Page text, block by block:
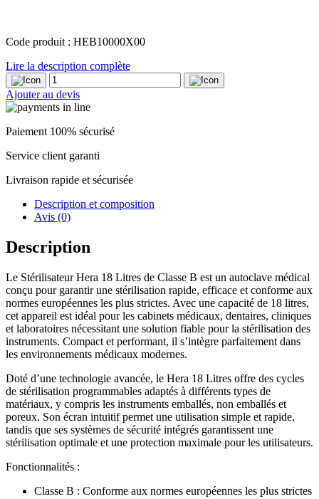
Code produit : HEB10000X00
Lire la description complète
quantité
de
Stérilisateur
Hera
18
classe
Ajouter au devis
Paiement 100% sécurisé
Service client garanti
Livraison rapide et sécurisée
Description et composition
Avis (0)
Description
Le Stérilisateur Hera 18 Litres de Classe B est un autoclave médical
conçu pour garantir une stérilisation rapide, efficace et conforme aux
normes européennes les plus strictes. Avec une capacité de 18 litres,
cet appareil est idéal pour les cabinets médicaux, dentaires, cliniques
et laboratoires nécessitant une solution fiable pour la stérilisation des
instruments. Compact et performant, il s’intègre parfaitement dans
les environnements médicaux modernes.
Doté d’une technologie avancée, le Hera 18 Litres offre des cycles
de stérilisation programmables adaptés à différents types de
matériaux, y compris les instruments emballés, non emballés et
poreux. Son écran intuitif permet une utilisation simple et rapide,
tandis que ses systèmes de sécurité intégrés garantissent une
stérilisation optimale et une protection maximale pour les utilisateurs.
Fonctionnalités :
Classe B : Conforme aux normes européennes les plus strictes